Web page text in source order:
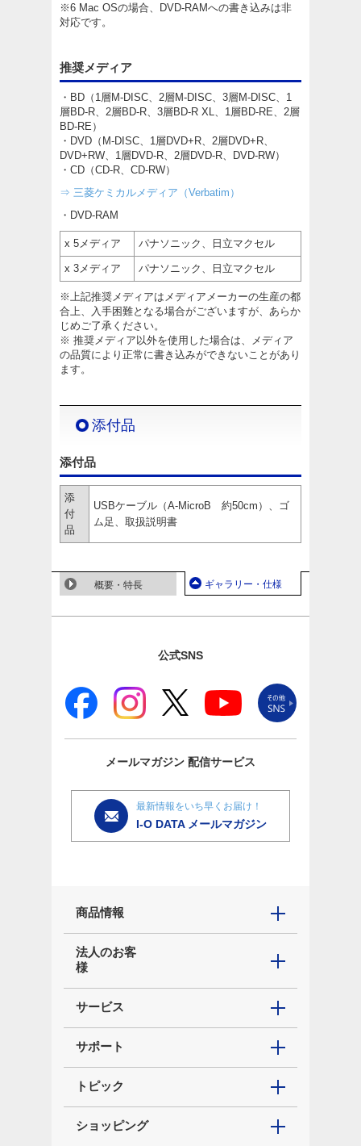
※6 Mac OSの場合、DVD-RAMへの書き込みは非
対応です。
推奨メディア
・BD（1層M-DISC、2層M-DISC、3層M-DISC、1
層BD-R、2層BD-R、3層BD-R XL、1層BD-RE、2層
BD-RE）
・DVD（M-DISC、1層DVD+R、2層DVD+R、
DVD+RW、1層DVD-R、2層DVD-R、DVD-RW）
・CD（CD-R、CD-RW）
⇒ 三菱ケミカルメディア（Verbatim）
・DVD-RAM
x 5メディア パナソニック、日立マクセル
x 3メディア パナソニック、日立マクセル
※上記推奨メディアはメディアメーカーの生産の都
合上、入手困難となる場合がございますが、あらか
じめご了承ください。
※ 推奨メディア以外を使用した場合は、メディア
の品質により正常に書き込みができないことがあり
ます。
添付品
添付品
添
付
品
USBケーブル（A-MicroB 約50cm）、ゴ
ム足、取扱説明書
概要・特長 ギャラリー・仕様
公式SNS
メールマガジン 配信サービス
最新情報をいち早くお届け！
I-O DATA メールマガジン
商品情報
法人のお客
様
サービス
サポート
トピック
ショッピング